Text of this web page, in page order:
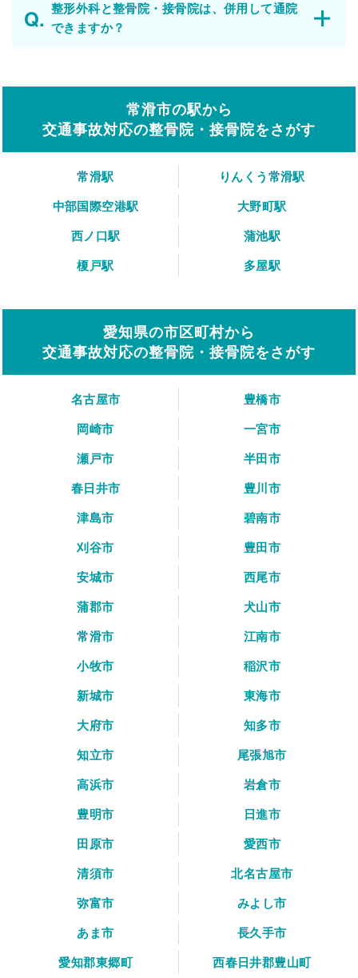
整形外科と整骨院・接骨院は、併用して通院
できますか？
常滑市の駅から
交通事故対応の整骨院・接骨院をさがす
常滑駅
りんくう常滑駅
中部国際空港駅
大野町駅
西ノ口駅
蒲池駅
榎戸駅
多屋駅
愛知県の市区町村から
交通事故対応の整骨院・接骨院をさがす
名古屋市
豊橋市
岡崎市
一宮市
瀬戸市
半田市
春日井市
豊川市
津島市
碧南市
刈谷市
豊田市
安城市
西尾市
蒲郡市
犬山市
常滑市
江南市
小牧市
稲沢市
新城市
東海市
大府市
知多市
知立市
尾張旭市
高浜市
岩倉市
豊明市
日進市
田原市
愛西市
清須市
北名古屋市
弥富市
みよし市
あま市
長久手市
愛知郡東郷町
西春日井郡豊山町